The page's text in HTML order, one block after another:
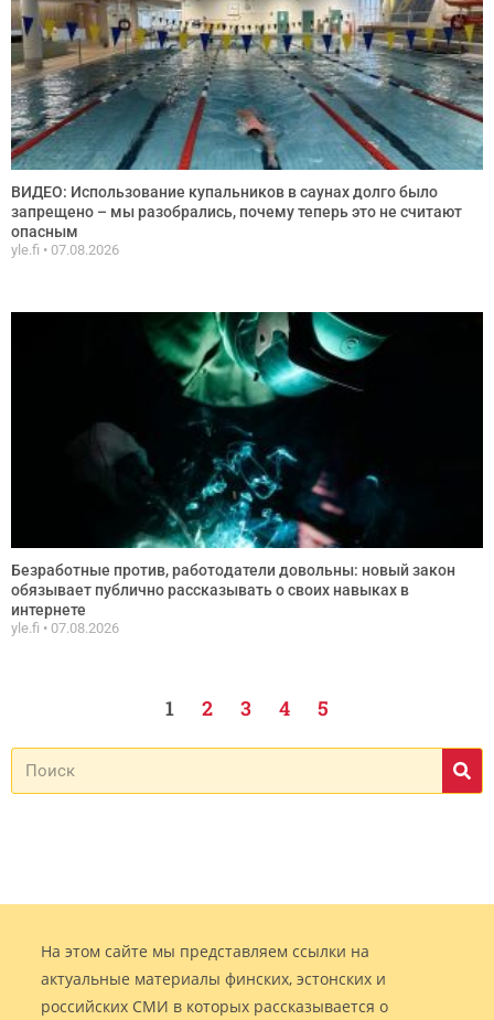
ВИДЕО: Использование купальников в саунах долго было
запрещено – мы разобрались, почему теперь это не считают
опасным
yle.fi 07.08.2026
Безработные против, работодатели довольны: новый закон
обязывает публично рассказывать о своих навыках в
интернете
yle.fi 07.08.2026
1 2 3 4 5
На этом сайте мы представляем ссылки на
актуальные материалы финских, эстонских и
российских СМИ в которых рассказывается о